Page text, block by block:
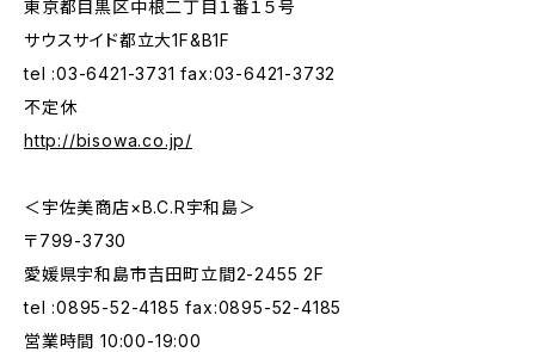
東京都目黒区中根二丁目１番１５号
サウスサイド都立大1F&B1F
tel :03-6421-3731 fax:03-6421-3732
不定休
http://bisowa.co.jp/
＜宇佐美商店×B.C.R宇和島＞
〒799-3730
愛媛県宇和島市吉田町立間2-2455 2F
tel :0895-52-4185 fax:0895-52-4185
営業時間 10:00-19:00